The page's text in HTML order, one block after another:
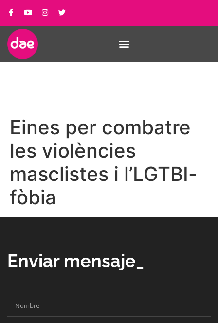
Eines per combatre
les violències
masclistes i l’LGTBI-
fòbia
Enviar mensaje_